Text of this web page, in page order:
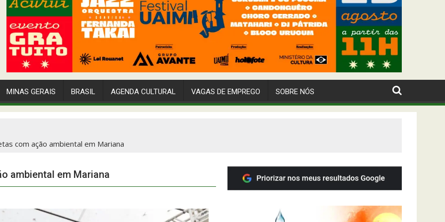
MINAS GERAIS BRASIL AGENDA CULTURAL VAGAS DE EMPREGO SOBRE NÓS
com ação ambiental em Mariana
ambiental em Mariana